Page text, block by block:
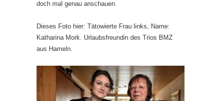
doch mal genau anschauen.
Dieses Foto hier: Tätowierte Frau links, Name:
Katharina Mork. Urlaubsfreundin des Trios BMZ
aus Hameln.